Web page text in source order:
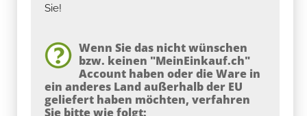
Sie!
Wenn Sie das nicht wünschen
bzw. keinen "MeinEinkauf.ch"
Account haben oder die Ware in
ein anderes Land außerhalb der EU
geliefert haben möchten, verfahren
Sie bitte wie folgt: